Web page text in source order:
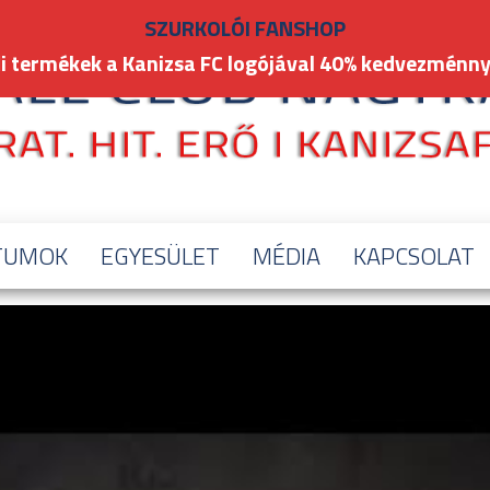
EGYESÜLET MÉDIA KAPCSOLAT
SZURKOLÓI FANSHOP
termékek a Kanizsa FC logójával 40%